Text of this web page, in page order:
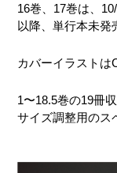
16巻、17巻は、
以降、単行本未発
カバーイラストは
1〜18.5巻の19冊
サイズ調整用のス